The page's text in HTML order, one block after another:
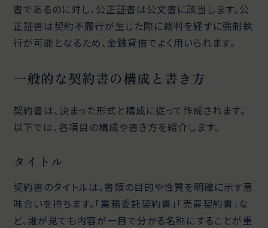
書であるのに対し、公正証書は公文書に該当します。公
正証書は契約不履行が生じた際に裁判を経ずに強制執
行が可能となるため、金銭貸借でよく用いられます。
一般的な契約書の構成と書き方
契約書は、決まった形式と構成に従って作成されます。
以下では、各項目の構成や書き方を紹介します。
タイトル
契約書のタイトルは、書類の目的や性質を明確に示す意
味合いを持ちます。「業務委託契約書」「売買契約書」な
ど、誰が見ても内容が一目で分かる名称にすることが重